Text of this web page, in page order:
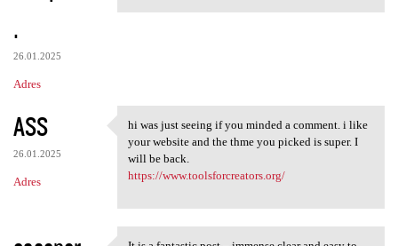
.
26.01.2025
Adres
ASS
26.01.2025
Adres
hi was just seeing if you
hi was just seeing if you minded a comment. i like
your website and the thme you picked is super. I
will be back.
https://www.toolsforcreators.org/